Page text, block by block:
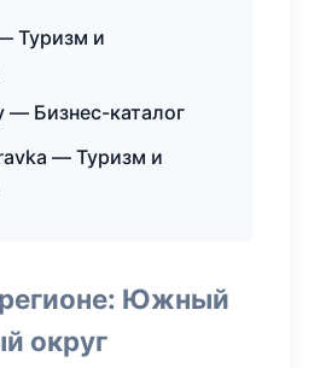
Туризм и
— Бизнес-каталог
— Туризм и
Южный
округ